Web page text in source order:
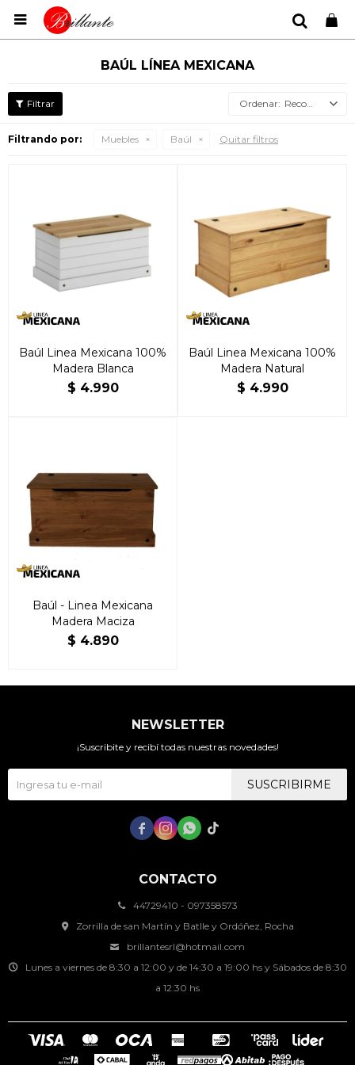

BAÚL LÍNEA MEXICANA
Recomendados
Filtrando por: Muebles Baúl Quitar filtros
Baúl Linea Mexicana 100%
Madera Blanca
$ 4.990
Baúl Linea Mexicana 100%
Madera Natural
$ 4.990
Baúl - Linea Mexicana
Madera Maciza
$ 4.890
CONTACTO
44729410 - 097358573
Zorrilla de san Martín y Batlle y Ordóñez, Rocha
brillantesrl@hotmail.com
Lunes a viernes de 8:30 a 12:00 y de 14:30 a 19:00 hs y Sábados de 8:30
a 12:30 hs
NEWSLETTER
¡Suscribite y recibí todas nuestras novedades!
SUSCRIBIRME
   